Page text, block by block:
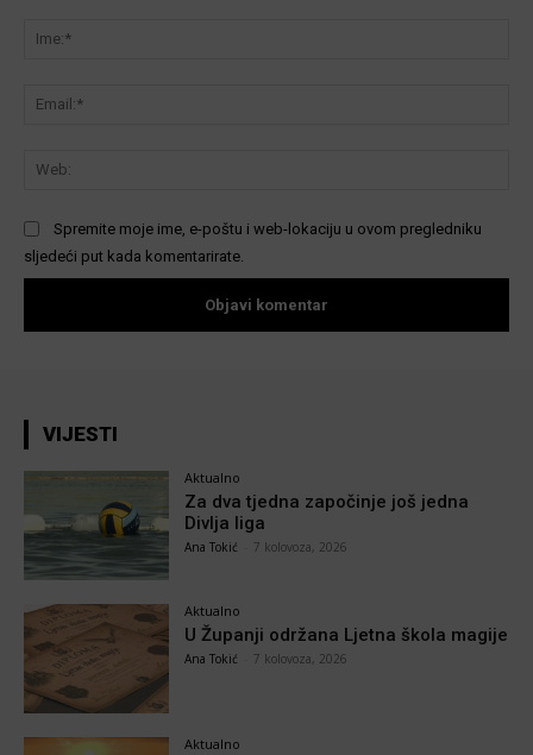
Spremite moje ime, e-poštu i web-lokaciju u ovom pregledniku
sljedeći put kada komentarirate.
VIJESTI
Aktualno
Za dva tjedna započinje još jedna
Divlja liga
Ana Tokić 7 kolovoza, 2026
Aktualno
U Županji održana Ljetna škola magije
Ana Tokić 7 kolovoza, 2026
Aktualno